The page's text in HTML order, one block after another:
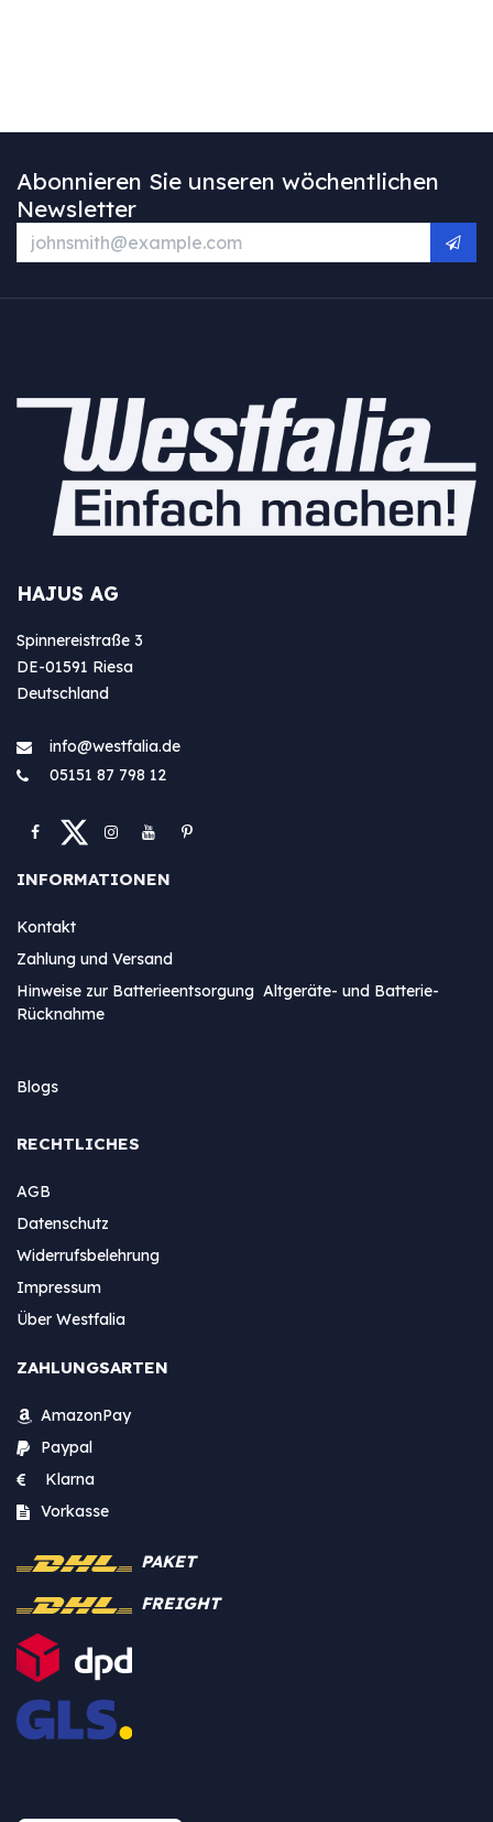
Abonnieren Sie unseren wöchentlichen
Newsletter
HAJUS AG
Spinnereistraße 3
DE-01591 Riesa
Deutschland
info@westfa​lia.de
05151 87 798 12
INFORMATIONEN
Kontakt
Zahlung und Versand
Hinweise zur Batterieentsorgung Altgeräte- und Batterie-
Rücknahme
Blogs
RECHTLICHES
AGB
Datenschutz
Widerrufsbelehrung
Impressum
Über Westfalia
ZAHLUNGSARTEN
AmazonPay
Paypal
Klarna
Vorkasse
PAKET
FREIGHT